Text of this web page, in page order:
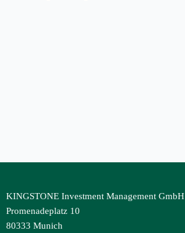
KINGSTONE Investment Management GmbH
Promenadeplatz 10
80333 Munich